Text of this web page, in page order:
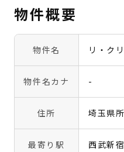
物件概要
物件名 リ・ク
物件名カナ -
住所 埼玉県
最寄り駅 西武新